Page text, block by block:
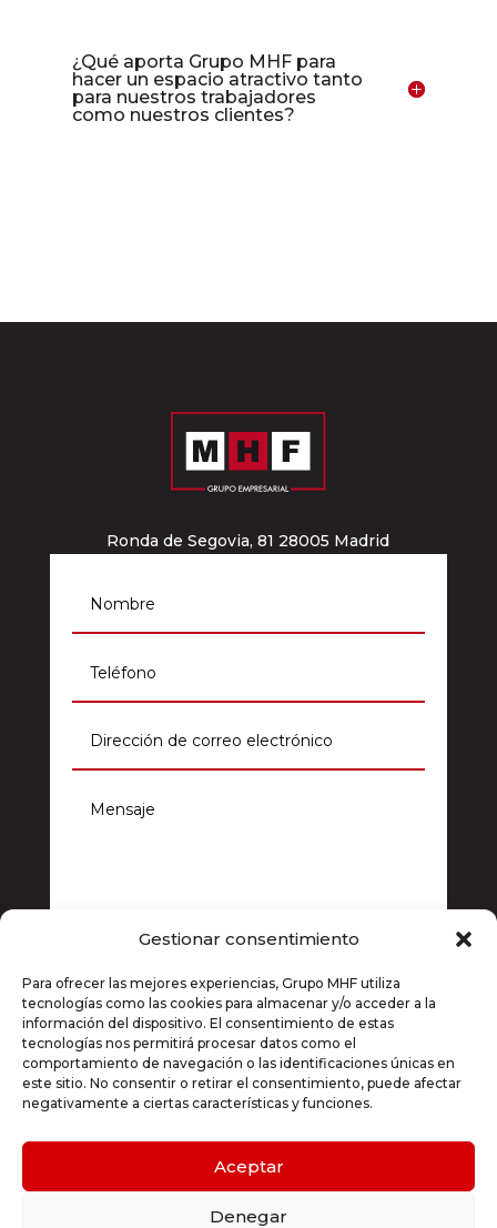
Gestionar consentimiento
Para ofrecer las mejores experiencias, Grupo MHF utiliza
tecnologías como las cookies para almacenar y/o acceder a la
información del dispositivo. El consentimiento de estas
tecnologías nos permitirá procesar datos como el
comportamiento de navegación o las identificaciones únicas en
este sitio. No consentir o retirar el consentimiento, puede afectar
negativamente a ciertas características y funciones.
Aceptar
Denegar
¿Qué aporta Grupo MHF para
hacer un espacio atractivo tanto
para nuestros trabajadores
como nuestros clientes?
Ronda de Segovia, 81 28005 Madrid
privacidad
14 + 14= Enviar
© 2024. GRUPO MHF